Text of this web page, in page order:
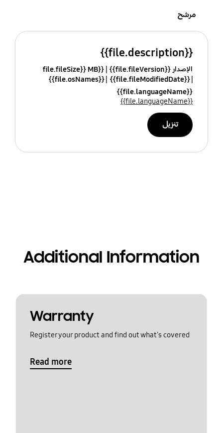
مرشح
{{file.description}}
الإصدار {{file.fileVersion}}
{{file.fileSize}} MB
{{file.fileModifiedDate}}
{{file.osNames}}
{{file.languageName}}
{{file.languageName}}
تنزيل
Additional Information
Warranty
Register your product and find out what's covered
Read more